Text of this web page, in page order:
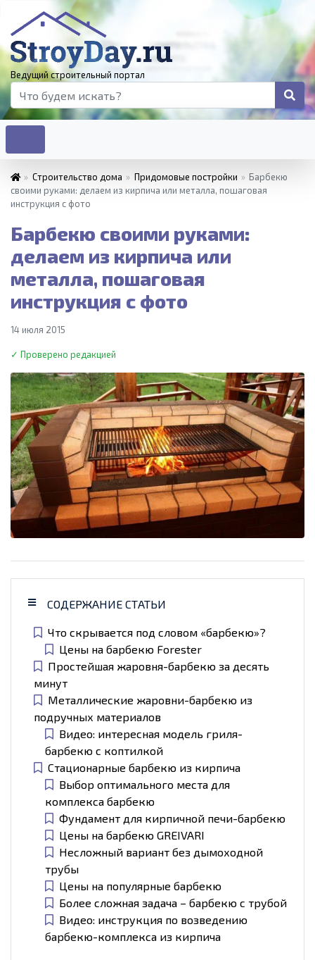
Ведущий строительный портал
» Строительство дома » Придомовые постройки » Барбекю
своими руками: делаем из кирпича или металла, пошаговая
инструкция с фото
Барбекю своими руками:
делаем из кирпича или
металла, пошаговая
инструкция с фото
14 июля 2015
✓ Проверено редакцией
СОДЕРЖАНИЕ СТАТЬИ
Что скрывается под словом «барбекю»?
Цены на барбекю Forester
Простейшая жаровня-барбекю за десять
минут
Металлические жаровни-барбекю из
подручных материалов
Видео: интересная модель гриля-
барбекю с коптилкой
Стационарные барбекю из кирпича
Выбор оптимального места для
комплекса барбекю
Фундамент для кирпичной печи-барбекю
Цены на барбекю GREIVARI
Несложный вариант без дымоходной
трубы
Цены на популярные барбекю
Более сложная задача – барбекю с трубой
Видео: инструкция по возведению
барбекю-комплекса из кирпича